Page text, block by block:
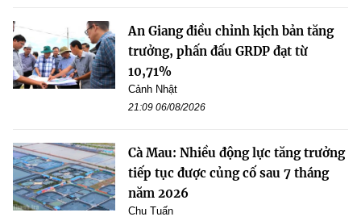
An Giang điều chỉnh kịch bản tăng
trưởng, phấn đấu GRDP đạt từ
10,71%
Cảnh Nhật
21:09 06/08/2026
Cà Mau: Nhiều động lực tăng trưởng
tiếp tục được củng cố sau 7 tháng
năm 2026
Chu Tuấn